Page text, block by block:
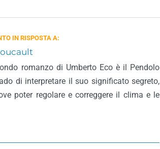
IN RISPOSTA A:
romanzo di Umberto Eco è il Pendolo
di interpretare il suo significato segreto,
poter regolare e correggere il clima e le